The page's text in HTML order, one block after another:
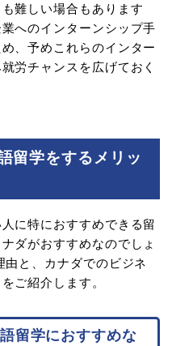
難しい場合もあります
へのインターンシップ手
、予めこれらのインター
労チャンスを広げておく
留学をするメリッ
に特におすすめできる留
ダがおすすめなのでしょ
由と、カナダでのビジネ
ご紹介します。
留学におすすめな